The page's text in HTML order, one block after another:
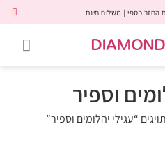
וספיר
“עגילי יהלומים וספיר”